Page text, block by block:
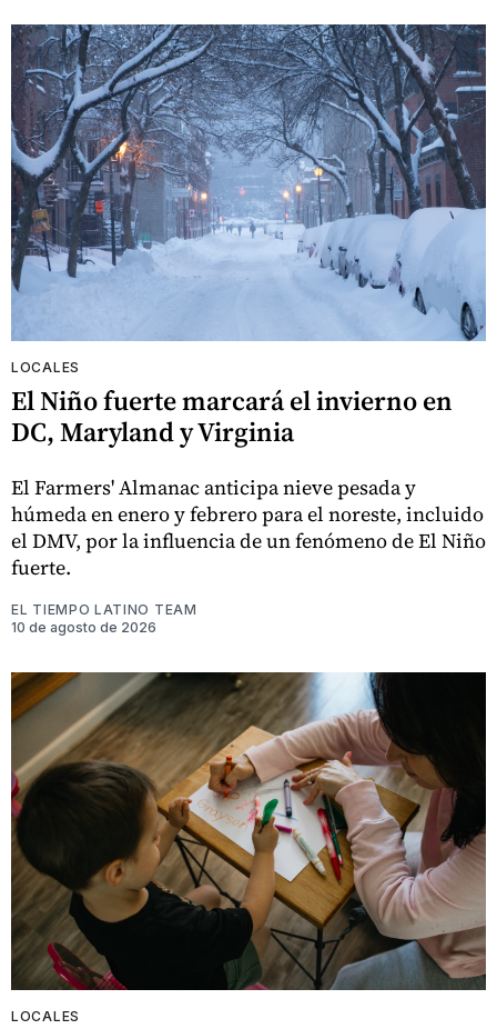
LOCALES
El Niño fuerte marcará el invierno en
DC, Maryland y Virginia
El Farmers' Almanac anticipa nieve pesada y
húmeda en enero y febrero para el noreste, incluido
el DMV, por la influencia de un fenómeno de El Niño
fuerte.
EL TIEMPO LATINO TEAM
10 de agosto de 2026
LOCALES